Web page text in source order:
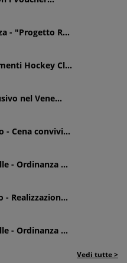
- "Progetto R...
Hockey Cl...
nel Vene...
- Cena convivi...
- Ordinanza ...
- Realizzazion...
- Ordinanza ...
Vedi tutte >